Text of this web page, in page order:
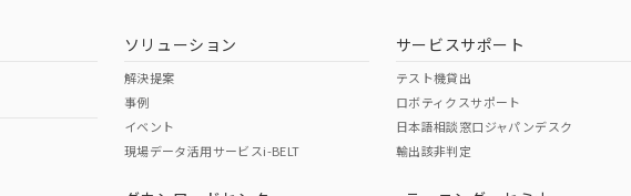
ソリューション
解決提案
事例
イベント
現場データ活用サービスi-BELT
サービスサポート
テスト機貸出
ロボティクスサポート
日本語相談窓口ジャパンデスク
輸出該非判定